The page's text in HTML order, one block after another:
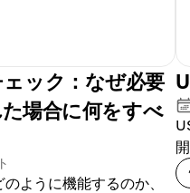
ック：なぜ必要
場合に何をすべ
ように機能するのか、